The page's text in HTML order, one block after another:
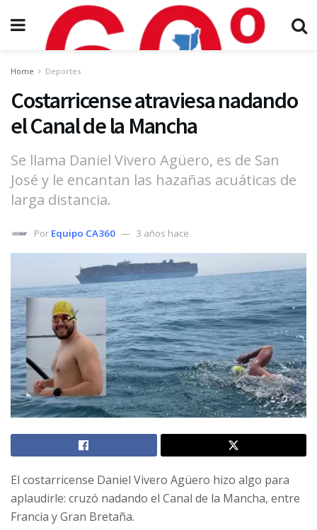
Home Deportes
Costarricense atraviesa nadando
el Canal de la Mancha
Se llama Daniel Vivero Agüero, es de San
José y le encantan las hazañas acuáticas de
larga distancia.
Por Equipo CA360 3 años hace
El costarricense Daniel Vivero Agüero hizo algo para
aplaudirle: cruzó nadando el Canal de la Mancha, entre
Francia y Gran Bretaña.